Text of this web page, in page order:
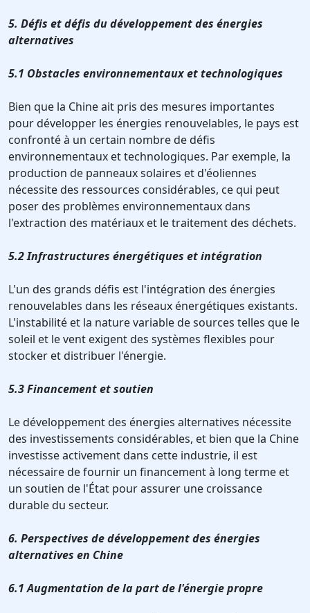
5. Défis et défis du développement des énergies
alternatives
5.1 Obstacles environnementaux et technologiques
Bien que la Chine ait pris des mesures importantes
pour développer les énergies renouvelables, le pays est
confronté à un certain nombre de défis
environnementaux et technologiques. Par exemple, la
production de panneaux solaires et d'éoliennes
nécessite des ressources considérables, ce qui peut
poser des problèmes environnementaux dans
l'extraction des matériaux et le traitement des déchets.
5.2 Infrastructures énergétiques et intégration
L'un des grands défis est l'intégration des énergies
renouvelables dans les réseaux énergétiques existants.
L'instabilité et la nature variable de sources telles que le
soleil et le vent exigent des systèmes flexibles pour
stocker et distribuer l'énergie.
5.3 Financement et soutien
Le développement des énergies alternatives nécessite
des investissements considérables, et bien que la Chine
investisse activement dans cette industrie, il est
nécessaire de fournir un financement à long terme et
un soutien de l'État pour assurer une croissance
durable du secteur.
6. Perspectives de développement des énergies
alternatives en Chine
6.1 Augmentation de la part de l'énergie propre